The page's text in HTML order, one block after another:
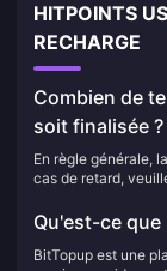
HITPOINTS
RECHARGE
Combien de
soit finalisée ?
En règle générale,
cas de retard,
Qu'est-ce que
BitTopup est une